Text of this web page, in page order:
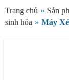
Trang chủ » Sản
sinh hóa » Máy